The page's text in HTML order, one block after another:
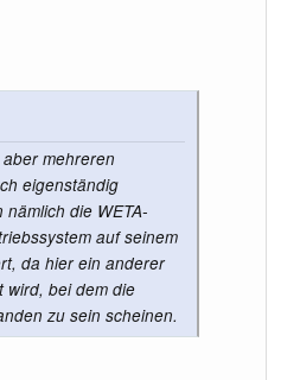
mehreren
eigenständig
die WETA-
auf seinem
da hier ein anderer
wird, bei dem die
zu sein scheinen.